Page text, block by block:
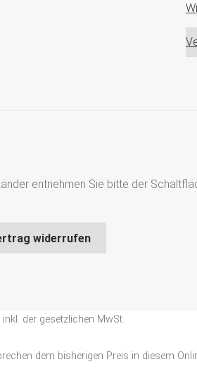
entnehmen Sie bitte der
widerrufen
inkl. der gesetzlichen MwSt.
dem bisherigen Preis in diesem